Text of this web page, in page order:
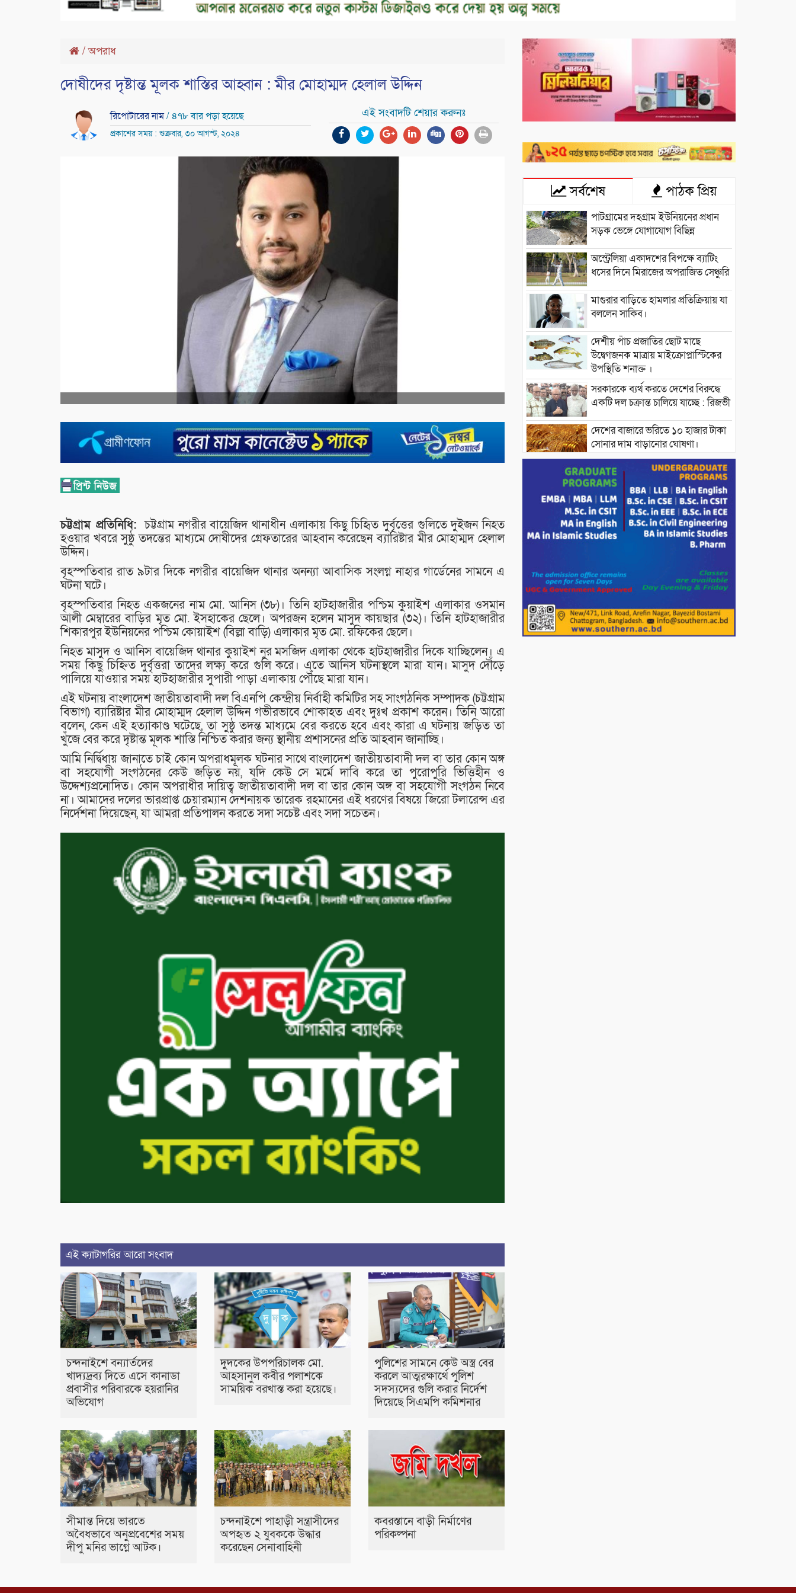
/অপরাধ
দোষীদের দৃষ্টান্ত মূলক শাস্তির আহ্বান : মীর মোহাম্মদ হেলাল উদ্দিন
রিপোটারের নাম/ ৪৭৮ বার পড়া হয়েছে
প্রকাশের সময় : শুক্রবার, ৩০ আগস্ট, ২০২৪
এই সংবাদটি শেয়ার করুনঃ
চট্টগ্রাম প্রতিনিধি: চট্টগ্রাম নগরীর বায়েজিদ থানাধীন এলাকায় কিছু চিহিৃত দুর্বৃত্তের গুলিতে দুইজন নিহত
হওয়ার খবরে সুষ্ঠু তদন্তের মাধ্যমে দোষীদের গ্রেফতারের আহবান করেছেন ব্যারিষ্টার মীর মোহাম্মদ হেলাল
উদ্দিন।
বৃহস্পতিবার রাত ৯টার দিকে নগরীর বায়েজিদ থানার অনন্যা আবাসিক সংলগ্ন নাহার গার্ডেনের সামনে এ
ঘটনা ঘটে।
বৃহস্পতিবার নিহত একজনের নাম মো. আনিস (৩৮)। তিনি হাটহাজারীর পশ্চিম কুয়াইশ এলাকার ওসমান
আলী মেম্বারের বাড়ির মৃত মো. ইসহাকের ছেলে। অপরজন হলেন মাসুদ কায়ছার (৩২)। তিনি হাটহাজারীর
শিকারপুর ইউনিয়নের পশ্চিম কোয়াইশ (বিল্লা বাড়ি) এলাকার মৃত মো. রফিকের ছেলে।
নিহত মাসুদ ও আনিস বায়েজিদ থানার কুয়াইশ নুর মসজিদ এলাকা থেকে হাটহাজারীর দিকে যাচ্ছিলেন। এ
সময় কিছু চিহ্নিত দুর্বৃত্তরা তাদের লক্ষ্য করে গুলি করে। এতে আনিস ঘটনাস্থলে মারা যান। মাসুদ দৌঁড়ে
পালিয়ে যাওয়ার সময় হাটহাজারীর সুপারী পাড়া এলাকায় পৌঁছে মারা যান।
এই ঘটনায় বাংলাদেশ জাতীয়তাবাদী দল বিএনপি কেন্দ্রীয় নির্বাহী কমিটির সহ সাংগঠনিক সম্পাদক (চট্টগ্রাম
বিভাগ) ব্যারিষ্টার মীর মোহাম্মদ হেলাল উদ্দিন গভীরভাবে শোকাহত এবং দুঃখ প্রকাশ করেন। তিনি আরো
বলেন, কেন এই হত্যাকাণ্ড ঘটেছে, তা সুষ্ঠু তদন্ত মাধ্যমে বের করতে হবে এবং কারা এ ঘটনায় জড়িত তা
খুঁজে বের করে দৃষ্টান্ত মূলক শাস্তি নিশ্চিত করার জন্য স্থানীয় প্রশাসনের প্রতি আহবান জানাচ্ছি।
আমি নির্দ্বিধায় জানাতে চাই কোন অপরাধমূলক ঘটনার সাথে বাংলাদেশ জাতীয়তাবাদী দল বা তার কোন অঙ্গ
বা সহযোগী সংগঠনের কেউ জড়িত নয়, যদি কেউ সে মর্মে দাবি করে তা পুরোপুরি ভিত্তিহীন ও
উদ্দেশ্যপ্রনোদিত। কোন অপরাধীর দায়িত্ব জাতীয়তাবাদী দল বা তার কোন অঙ্গ বা সহযোগী সংগঠন নিবে
না। আমাদের দলের ভারপ্রাপ্ত চেয়ারম্যান দেশনায়ক তারেক রহমানের এই ধরণের বিষয়ে জিরো টলারেন্স এর
নির্দেশনা দিয়েছেন, যা আমরা প্রতিপালন করতে সদা সচেষ্ট এবং সদা সচেতন।
এই ক্যাটাগরির আরো সংবাদ
চন্দনাইশে বন্যার্তদের
খাদ্যদ্রব্য দিতে এসে কানাডা
প্রবাসীর পরিবারকে হয়রানির
অভিযোগ
দুদকের উপপরিচালক মো.
আহসানুল কবীর পলাশকে
সাময়িক বরখাস্ত করা হয়েছে।
পুলিশের সামনে কেউ অস্ত্র বের
করলে আত্মরক্ষার্থে পুলিশ
সদস্যদের গুলি করার নির্দেশ
দিয়েছে সিএমপি কমিশনার
সীমান্ত দিয়ে ভারতে
অবৈধভাবে অনুপ্রবেশের সময়
দীপু মনির ভাগ্নে আটক।
চন্দনাইশে পাহাড়ী সন্ত্রাসীদের
অপহৃত ২ যুবককে উদ্ধার
করেছেন সেনাবাহিনী
কবরস্তানে বাড়ী নির্মাণের
পরিকল্পনা
সর্বশেষ পাঠক প্রিয়
পাটগ্রামের দহগ্রাম ইউনিয়নের প্রধান
সড়ক ভেঙ্গে যোগাযোগ বিছিন্ন
অস্ট্রেলিয়া একাদশের বিপক্ষে ব্যাটিং
ধসের দিনে মিরাজের অপরাজিত সেঞ্চুরি
মাগুরার বাড়িতে হামলার প্রতিক্রিয়ায় যা
বললেন সাকিব।
দেশীয় পাঁচ প্রজাতির ছোট মাছে
উদ্বেগজনক মাত্রায় মাইক্রোপ্লাস্টিকের
উপস্থিতি শনাক্ত ।
সরকারকে ব্যর্থ করতে দেশের বিরুদ্ধে
একটি দল চক্রান্ত চালিয়ে যাচ্ছে : রিজভী
দেশের বাজারে ভরিতে ১০ হাজার টাকা
সোনার দাম বাড়ানোর ঘোষণা।
ভারপ্রাপ্ত রাষ্ট্রপতি হাফিজ উদ্দিন
আহমদের সাথে এইচটি বাংলা অনলাইন
পোর্টাল ও আইপি টিভির সম্পাদক মোঃ
ইসমাইল হোসেনের সৌজন্য সাক্ষাৎ।
পাটগ্রামে জুলাই অভ্যুত্থান দিবস
উপলক্ষে ১১দলীয় গণ মিছিল ও গণ
পোরশায় গণঅভ্যুত্থান দিবসে শহিদ ও
জুলাই যোদ্ধাদের সংবর্ধনা।
১১ দলীয় ঐক্য পোরশা উপজেলা শাখার
আয়োজনে ৫ আগস্ট জুলাই অভ্যুত্থানের